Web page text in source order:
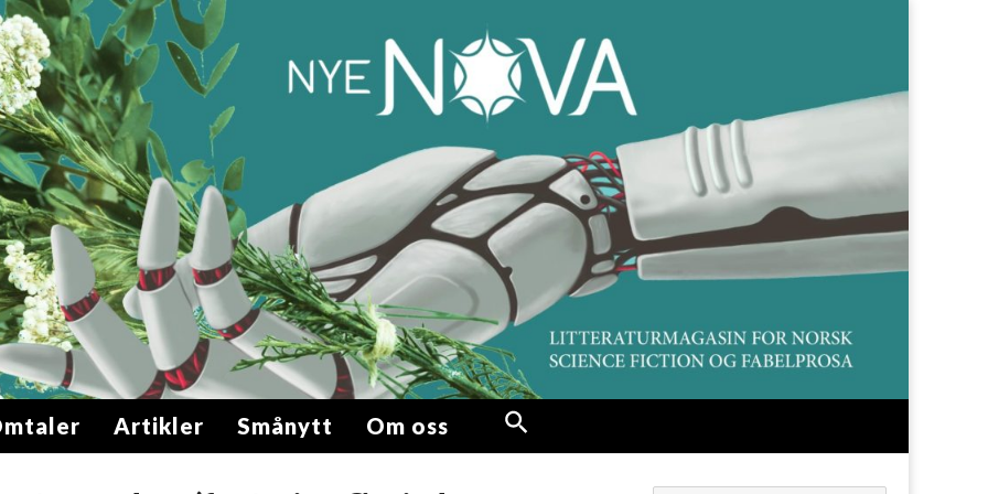
Artikler Smånytt Om oss